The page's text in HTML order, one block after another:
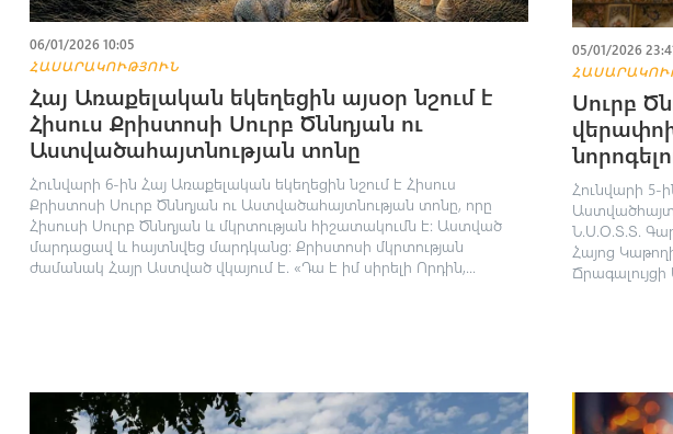
06/01/2026 10:05
ՀԱՍԱՐԱԿՈՒԹՅՈՒՆ
Հայ Առաքելական եկեղեցին այսօր նշում է
Հիսուս Քրիստոսի Սուրբ Ծննդյան ու
Աստվածահայտնության տոնը
Հունվարի 6-ին Հայ Առաքելական եկեղեցին նշում է Հիսուս
Քրիստոսի Սուրբ Ծննդյան ու Աստվածահայտնության տոնը, որը
Հիսուսի Սուրբ Ծննդյան և մկրտության հիշատակումն է: Աստված
մարդացավ և հայտնվեց մարդկանց: Քրիստոսի մկրտության
ժամանակ Հայր Աստված վկայում է. «Դա է իմ սիրելի Որդին,...
05/01/2026
Սուրբ
Հունվարի 5-
Ն.Ս.Օ.Տ.Տ.
Հայոց